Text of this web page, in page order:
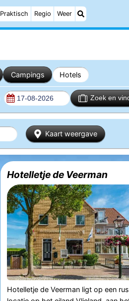
Praktisch Regio Weer
Campings Hotels
Zoek en
Kaart weergave
Hotelletje de Veerman
Hotelletje de Veerman ligt op een